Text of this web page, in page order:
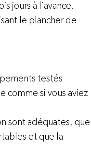
jours à l’avance.
le plancher de
testés
comme si vous aviez
sont adéquates, que
et que la